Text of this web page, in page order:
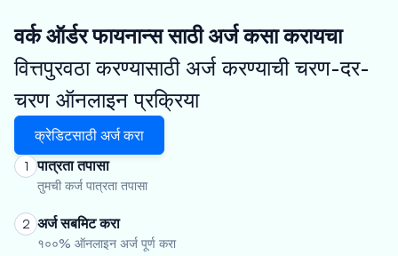
वर्क ऑर्डर फायनान्स साठी अर्ज कसा करायचा
वित्तपुरवठा करण्यासाठी अर्ज करण्याची चरण-दर-
चरण ऑनलाइन प्रक्रिया
क्रेडिटसाठी अर्ज करा
1 पात्रता तपासा
तुमची कर्ज पात्रता तपासा
2 अर्ज सबमिट करा
१००% ऑनलाइन अर्ज पूर्ण करा